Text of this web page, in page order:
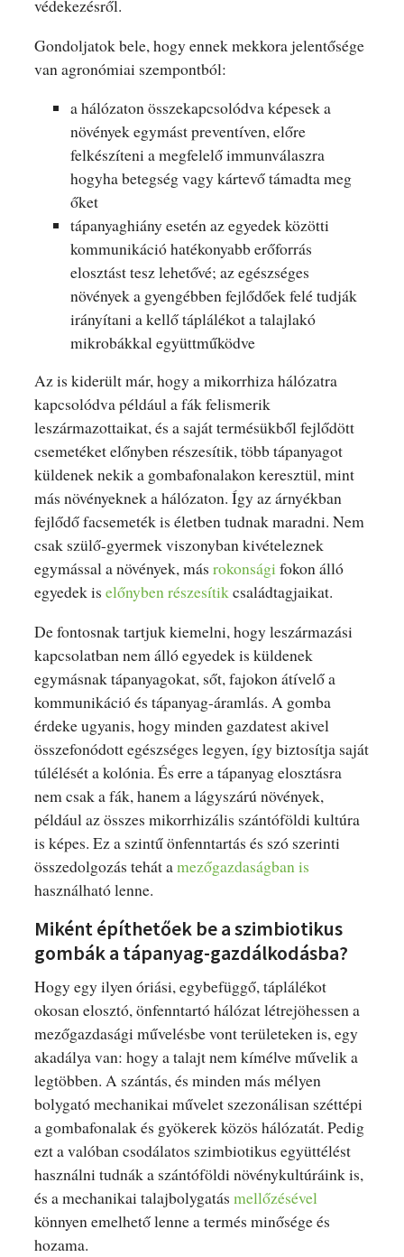
védekezésről.
Gondoljatok bele, hogy ennek mekkora jelentősége
van agronómiai szempontból:
a hálózaton összekapcsolódva képesek a
növények egymást preventíven, előre
felkészíteni a megfelelő immunválaszra
hogyha betegség vagy kártevő támadta meg
őket
tápanyaghiány esetén az egyedek közötti
kommunikáció hatékonyabb erőforrás
elosztást tesz lehetővé; az egészséges
növények a gyengébben fejlődőek felé tudják
irányítani a kellő táplálékot a talajlakó
mikrobákkal együttműködve
Az is kiderült már, hogy a mikorrhiza hálózatra
kapcsolódva például a fák felismerik
leszármazottaikat, és a saját termésükből fejlődött
csemetéket előnyben részesítik, több tápanyagot
küldenek nekik a gombafonalakon keresztül, mint
más növényeknek a hálózaton. Így az árnyékban
fejlődő facsemeték is életben tudnak maradni. Nem
csak szülő-gyermek viszonyban kivételeznek
egymással a növények, más rokonsági fokon álló
egyedek is előnyben részesítikcsaládtagjaikat.
De fontosnak tartjuk kiemelni, hogy leszármazási
kapcsolatban nem álló egyedek is küldenek
egymásnak tápanyagokat, sőt, fajokon átívelő a
kommunikáció és tápanyag-áramlás. A gomba
érdeke ugyanis, hogy minden gazdatest akivel
összefonódott egészséges legyen, így biztosítja saját
túlélését a kolónia. És erre a tápanyag elosztásra
nem csak a fák, hanem a lágyszárú növények,
például az összes mikorrhizális szántóföldi kultúra
is képes. Ez a szintű önfenntartás és szó szerinti
összedolgozás tehát amezőgazdaságban is
használható lenne.
Miként építhetőek be a szimbiotikus
gombák a tápanyag-gazdálkodásba?
Hogy egy ilyen óriási, egybefüggő, táplálékot
okosan elosztó, önfenntartó hálózat létrejöhessen a
mezőgazdasági művelésbe vont területeken is, egy
akadálya van: hogy a talajt nem kímélve művelik a
legtöbben. A szántás, és minden más mélyen
bolygató mechanikai művelet szezonálisan széttépi
a gombafonalak és gyökerek közös hálózatát. Pedig
ezt a valóban csodálatos szimbiotikus együttélést
használni tudnák a szántóföldi növénykultúráink is,
és a mechanikai talajbolygatás mellőzésével
könnyen emelhető lenne a termés minősége és
hozama.